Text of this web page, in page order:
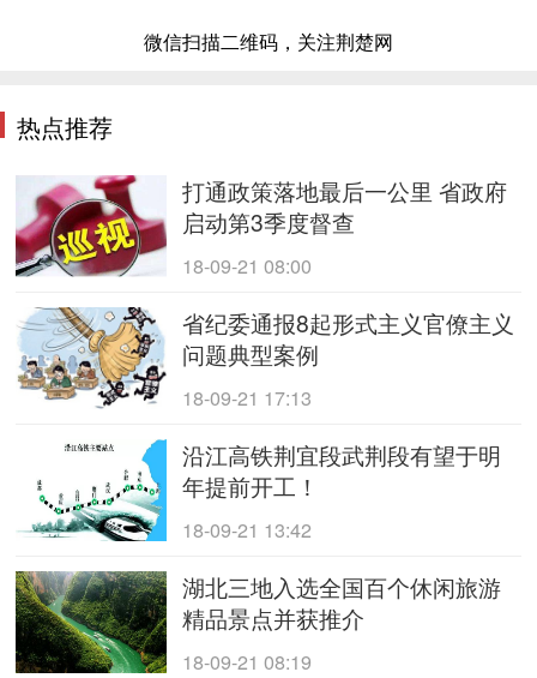
微信扫描二维码，关注荆楚网
热点推荐
打通政策落地最后一公里 省政府
启动第3季度督查
18-09-21 08:00
省纪委通报8起形式主义官僚主义
问题典型案例
18-09-21 17:13
沿江高铁荆宜段武荆段有望于明
年提前开工！
18-09-21 13:42
湖北三地入选全国百个休闲旅游
精品景点并获推介
18-09-21 08:19